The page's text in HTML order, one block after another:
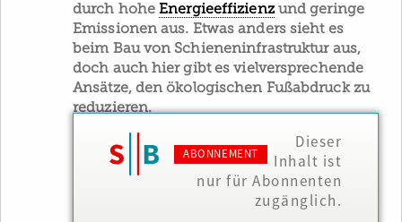
durch hoheEnergieeffizienzund geringe
Emissionen aus. Etwas anders sieht es
beim Bau von Schieneninfrastruktur aus,
doch auch hier gibt es vielversprechende
Ansätze, den ökologischen Fußabdruck zu
reduzieren.
ABONNEMENT
Dieser
Inhalt ist
nur für Abonnenten
zugänglich.